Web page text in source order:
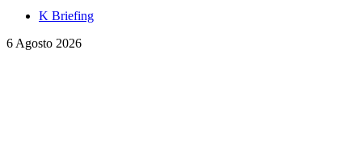
K Briefing
6 Agosto 2026